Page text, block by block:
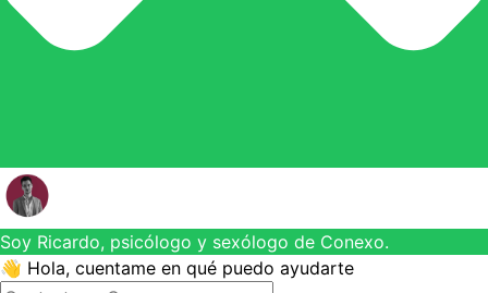
Soy Ricardo, psicólogo y sexólogo de Conexo.
👋 Hola, cuentame en qué puedo ayudarte